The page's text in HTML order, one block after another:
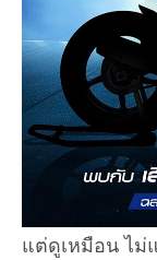
แต่ดูเหมือน ไม่